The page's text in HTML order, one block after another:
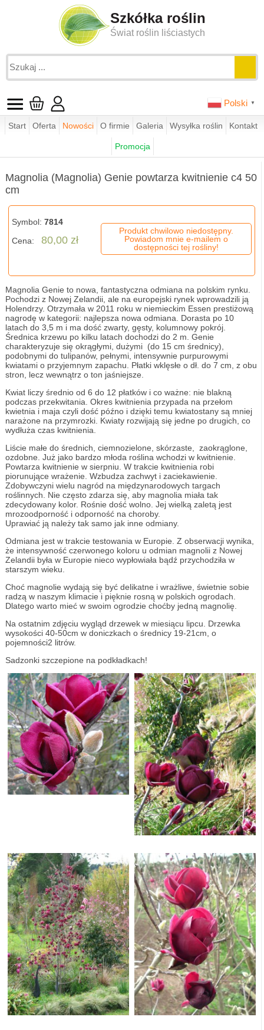
Szkółka roślin
Świat roślin liściastych
Polski ▼
Start Oferta Nowości O firmie Galeria Wysyłka roślin Kontakt
Promocja
Magnolia (Magnolia) Genie powtarza kwitnienie c4 50 cm
Magnolia (Magnolia) Genie powtarza kwitnienie c4 50
cm
Symbol: 7814
Cena:
80,00 zł
Produkt chwilowo niedostępny.
Powiadom mnie e-mailem o
dostępności tej rośliny!
Magnolia Genie to nowa, fantastyczna odmiana na polskim rynku.
Pochodzi z Nowej Zelandii, ale na europejski rynek wprowadzili ją
Holendrzy. Otrzymała w 2011 roku w niemieckim Essen prestiżową
nagrodę w kategorii: najlepsza nowa odmiana. Dorasta po 10
latach do 3,5 m i ma dość zwarty, gęsty, kolumnowy pokrój.
Średnica krzewu po kilku latach dochodzi do 2 m. Genie
charakteryzuje się okrągłymi, dużymi (do 15 cm średnicy),
podobnymi do tulipanów, pełnymi, intensywnie purpurowymi
kwiatami o przyjemnym zapachu. Płatki wklęsłe o dł. do 7 cm, z obu
stron, lecz wewnątrz o ton jaśniejsze.
Kwiat liczy średnio od 6 do 12 płatków i co ważne: nie blakną
podczas przekwitania. Okres kwitnienia przypada na przełom
kwietnia i maja czyli dość późno i dzięki temu kwiatostany są mniej
narażone na przymrozki. Kwiaty rozwijają się jedne po drugich, co
wydłuża czas kwitnienia.
Liście małe do średnich, ciemnozielone, skórzaste, zaokrąglone,
ozdobne. Już jako bardzo młoda roślina wchodzi w kwitnienie.
Powtarza kwitnienie w sierpniu. W trakcie kwitnienia robi
piorunujące wrażenie. Wzbudza zachwyt i zaciekawienie.
Zdobywczyni wielu nagród na międzynarodowych targach
roślinnych. Nie często zdarza się, aby magnolia miała tak
zdecydowany kolor. Rośnie dość wolno. Jej wielką zaletą jest
mrozoodporność i odporność na choroby.
Uprawiać ją należy tak samo jak inne odmiany.
Odmiana jest w trakcie testowania w Europie. Z obserwacji wynika,
że intensywność czerwonego koloru u odmian magnolii z Nowej
Zelandii była w Europie nieco wypłowiała bądź przychodziła w
starszym wieku.
Choć magnolie wydają się być delikatne i wrażliwe, świetnie sobie
radzą w naszym klimacie i pięknie rosną w polskich ogrodach.
Dlatego warto mieć w swoim ogrodzie choćby jedną magnolię.
Na ostatnim zdjęciu wygląd drzewek w miesiącu lipcu. Drzewka
wysokości 40-50cm w doniczkach o średnicy 19-21cm, o
pojemności2 litrów.
Sadzonki szczepione na podkładkach!